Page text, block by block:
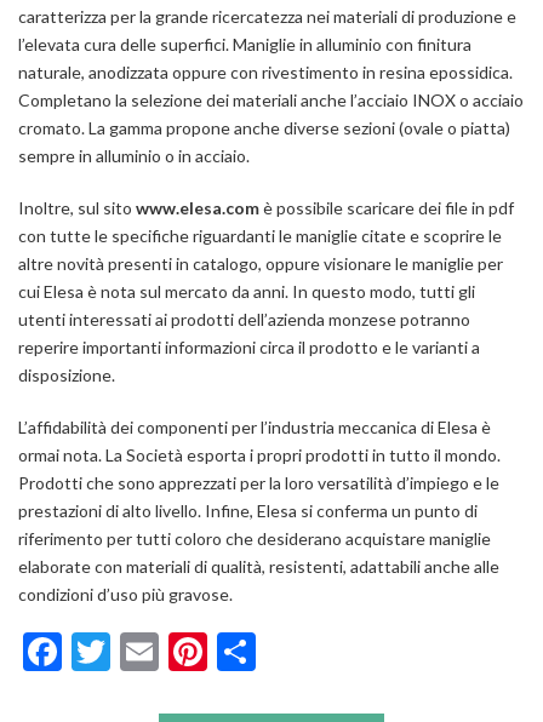
caratterizza per la grande ricercatezza nei materiali di produzione e
l’elevata cura delle superfici. Maniglie in alluminio con finitura
naturale, anodizzata oppure con rivestimento in resina epossidica.
Completano la selezione dei materiali anche l’acciaio INOX o acciaio
cromato. La gamma propone anche diverse sezioni (ovale o piatta)
sempre in alluminio o in acciaio.
Inoltre, sul sito www.elesa.comè possibile scaricare dei file in pdf
con tutte le specifiche riguardanti le maniglie citate e scoprire le
altre novità presenti in catalogo, oppure visionare le maniglie per
cui Elesa è nota sul mercato da anni. In questo modo, tutti gli
utenti interessati ai prodotti dell’azienda monzese potranno
reperire importanti informazioni circa il prodotto e le varianti a
disposizione.
L’affidabilità dei componenti per l’industria meccanica di Elesa è
ormai nota. La Società esporta i propri prodotti in tutto il mondo.
Prodotti che sono apprezzati per la loro versatilità d’impiego e le
prestazioni di alto livello. Infine, Elesa si conferma un punto di
riferimento per tutti coloro che desiderano acquistare maniglie
elaborate con materiali di qualità, resistenti, adattabili anche alle
condizioni d’uso più gravose.
Facebook
Twitter
EmailPinterest